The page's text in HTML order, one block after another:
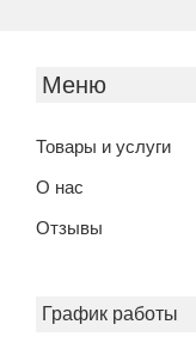
Товары и услуги
О нас
Отзывы
График работы